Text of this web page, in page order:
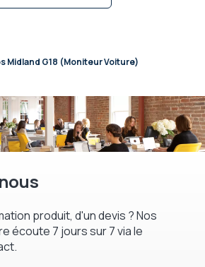
Midland G18 (Moniteur Voiture)
produit, d'un devis ? Nos
écoute 7 jours sur 7 via le